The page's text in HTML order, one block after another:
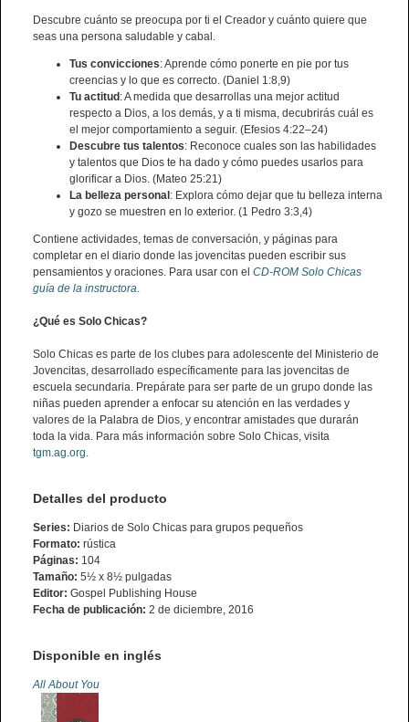
Descubre cuánto se preocupa por ti el Creador y cuánto quiere que
seas una persona saludable y cabal.
Tus convicciones: Aprende cómo ponerte en pie por tus
creencias y lo que es correcto. (Daniel 1:8,9)
Tu actitud: A medida que desarrollas una mejor actitud
respecto a Dios, a los demás, y a ti misma, decubrirás cuál es
el mejor comportamiento a seguir. (Efesios 4:22–24)
Descubre tus talentos: Reconoce cuales son las habilidades
y talentos que Dios te ha dado y cómo puedes usarlos para
glorificar a Dios. (Mateo 25:21)
La belleza personal: Explora cómo dejar que tu belleza interna
y gozo se muestren en lo exterior. (1 Pedro 3:3,4)
Contiene actividades, temas de conversación, y páginas para
completar en el diario donde las jovencitas pueden escribir sus
pensamientos y oraciones. Para usar con el CD-ROM Solo Chicas
guía de la instructora
¿Qué es Solo Chicas?
Solo Chicas es parte de los clubes para adolescente del Ministerio de
Jovencitas, desarrollado específicamente para las jovencitas de
escuela secundaria. Prepárate para ser parte de un grupo donde las
niñas pueden aprender a enfocar su atención en las verdades y
valores de la Palabra de Dios, y encontrar amistades que durarán
toda la vida. Para más información sobre Solo Chicas, visita
tgm.ag.org
Detalles del producto
Series: Diarios de Solo Chicas para grupos pequeños
Formato: rústica
Páginas: 104
Tamaño: 5½ x 8½ pulgadas
Editor: Gospel Publishing House
Fecha de publicación: 2 de diciembre, 2016
Disponible en inglés
All About You